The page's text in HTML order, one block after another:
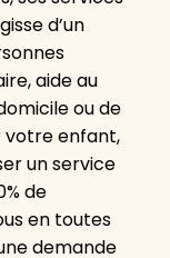
d’un
aide au
ou de
votre enfant,
un service
de
en toutes
demande